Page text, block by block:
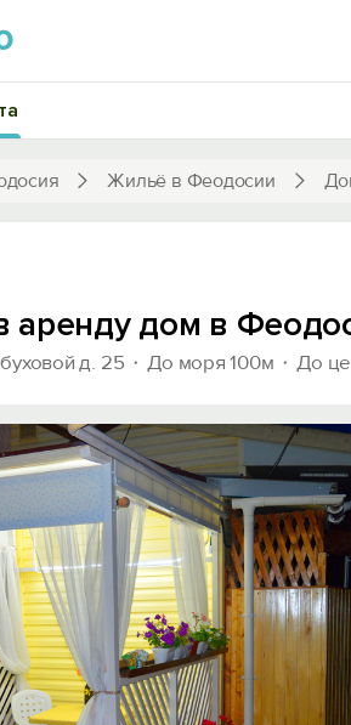
Жильё в Феодосии
аренду дом в
д. 25 До моря 100м До